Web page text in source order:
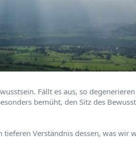
Fällt es aus, so
bemüht, den Sitz des
Verständnis dessen, was wir